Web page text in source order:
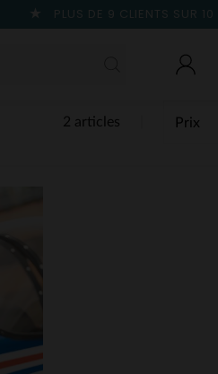
PLUS DE 9 CLIENTS SUR 10
2 articles